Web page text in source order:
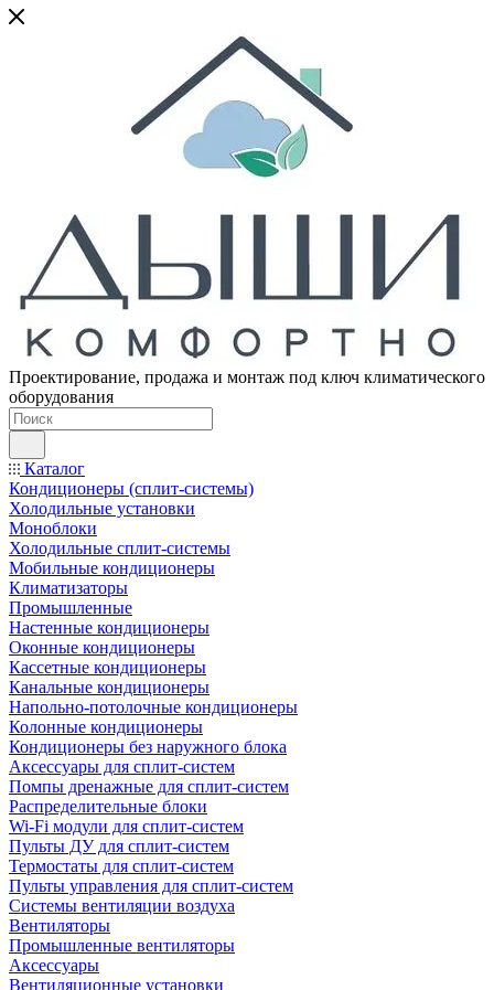
Проектирование, продажа и монтаж под ключ климатического
оборудования
Каталог
Кондиционеры (сплит-системы)
Холодильные установки
Моноблоки
Холодильные сплит-системы
Мобильные кондиционеры
Климатизаторы
Промышленные
Настенные кондиционеры
Оконные кондиционеры
Кассетные кондиционеры
Канальные кондиционеры
Напольно-потолочные кондиционеры
Колонные кондиционеры
Кондиционеры без наружного блока
Аксессуары для сплит-систем
Помпы дренажные для сплит-систем
Распределительные блоки
Wi-Fi модули для сплит-систем
Пульты ДУ для сплит-систем
Термостаты для сплит-систем
Пульты управления для сплит-систем
Системы вентиляции воздуха
Вентиляторы
Промышленные вентиляторы
Аксессуары
Вентиляционные установки